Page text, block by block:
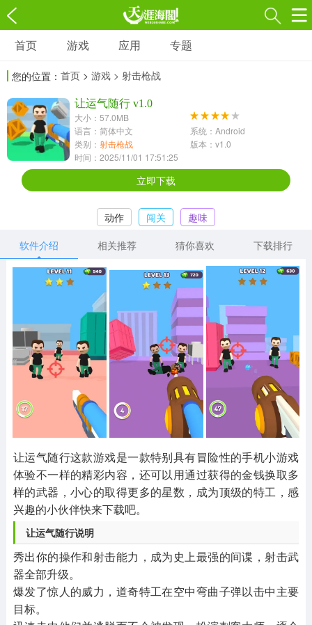
游戏
3697款应用
1597款应用
休闲益智
13387款应用
2196款应用
418款应用
音乐舞蹈
269款应用
2716款应用
515款应用
1654款应用
游戏助手
515款应用
MOD游戏
1056款应用
首页 游戏 应用 专题
您的位置： 首页 > 游戏 > 射击枪战
让运气随行 v1.0
大小：57.0MB
语言：简体中文
系统：Android
类别： 射击枪战
版本：v1.0
时间：2025/11/01 17:51:25
立即下载
动作 闯关
趣味
软件介绍
相关推荐 猜你喜欢 下载排行
让运气随行这款游戏是一款特别具有冒险性的手机小游戏
体验不一样的精彩内容，还可以用通过获得的金钱换取多
样的武器，小心的取得更多的星数，成为顶级的特工，感
兴趣的小伙伴快来下载吧。
让运气随行说明
秀出你的操作和射击能力，成为史上最强的间谍，射击武
器全部升级。
爆发了惊人的威力，道奇特工在空中弯曲子弹以击中主要
目标。